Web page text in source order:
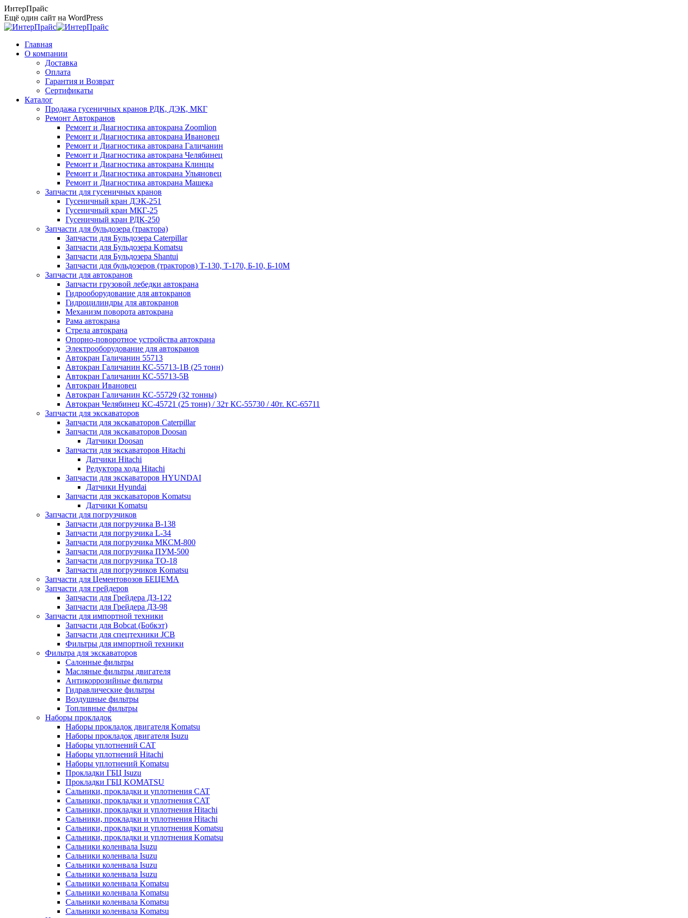
Перейти
к
содержанию
ИнтерПрайс
Ещё один сайт на WordPress
Главная
О компании
Доставка
Оплата
Гарантия и Возврат
Сертификаты
Каталог
Продажа гусеничных кранов РДК, ДЭК, МКГ
Ремонт Автокранов
Ремонт и Диагностика автокрана Zoomlion
Ремонт и Диагностика автокрана Ивановец
Ремонт и Диагностика автокрана Галичанин
Ремонт и Диагностика автокрана Челябинец
Ремонт и Диагностика автокрана Клинцы
Ремонт и Диагностика автокрана Ульяновец
Ремонт и Диагностика автокрана Машека
Запчасти для гусеничных кранов
Гусеничный кран ДЭК-251
Гусеничный кран МКГ-25
Гусеничный кран РДК-250
Запчасти для бульдозера (трактора)
Запчасти для Бульдозера Caterpillar
Запчасти для Бульдозера Komatsu
Запчасти для Бульдозера Shantui
Запчасти для бульдозеров (тракторов) Т-130, Т-170, Б-10, Б-10М
Запчасти для автокранов
Запчасти грузовой лебедки автокрана
Гидрооборудование для автокранов
Гидроцилиндры для автокранов
Механизм поворота автокрана
Рама автокрана
Стрела автокрана
Опорно-поворотное устройства автокрана
Электрооборудование для автокранов
Автокран Галичанин 55713
Автокран Галичанин КС-55713-1В (25 тонн)
Автокран Галичанин КС-55713-5В
Автокран Ивановец
Автокран Галичанин КС-55729 (32 тонны)
Автокран Челябинец КС-45721 (25 тонн) / 32т КС-55730 / 40т. КС-65711
Запчасти для экскаваторов
Запчасти для экскаваторов Caterpillar
Запчасти для экскаваторов Doosan
Датчики Doosan
Запчасти для экскаваторов Hitachi
Датчики Hitachi
Редуктора хода Hitachi
Запчасти для экскаваторов HYUNDAI
Датчики Hyundai
Запчасти для экскаваторов Komatsu
Датчики Komatsu
Запчасти для погрузчиков
Запчасти для погрузчика B-138
Запчасти для погрузчика L-34
Запчасти для погрузчика МКСМ-800
Запчасти для погрузчика ПУМ-500
Запчасти для погрузчика ТО-18
Запчасти для погрузчиков Komatsu
Запчасти для Цементовозов БЕЦЕМА
Запчасти для грейдеров
Запчасти для Грейдера ДЗ-122
Запчасти для Грейдера ДЗ-98
Запчасти для импортной техники
Запчасти для Bobcat (Бобкэт)
Запчасти для спецтехники JCB
Фильтры для импортной техники
Фильтра для экскаваторов
Салонные фильтры
Масляные фильтры двигателя
Антикоррозийные фильтры
Гидравлические фильтры
Воздушные фильтры
Топливные фильтры
Наборы прокладок
Наборы прокладок двигателя Komatsu
Наборы прокладок двигателя Isuzu
Наборы уплотнений CAT
Наборы уплотнений Hitachi
Наборы уплотнений Komatsu
Прокладки ГБЦ Isuzu
Прокладки ГБЦ KOMATSU
Сальники, прокладки и уплотнения CAT
Сальники, прокладки и уплотнения CAT
Сальники, прокладки и уплотнения Hitachi
Сальники, прокладки и уплотнения Hitachi
Сальники, прокладки и уплотнения Komatsu
Сальники, прокладки и уплотнения Komatsu
Сальники коленвала Isuzu
Сальники коленвала Isuzu
Сальники коленвала Isuzu
Сальники коленвала Isuzu
Сальники коленвала Komatsu
Сальники коленвала Komatsu
Сальники коленвала Komatsu
Сальники коленвала Komatsu